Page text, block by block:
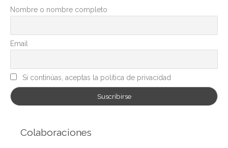
r
a
s
Nombre o nombre completo
Email
Si continúas, aceptas la política de privacidad
Colaboraciones